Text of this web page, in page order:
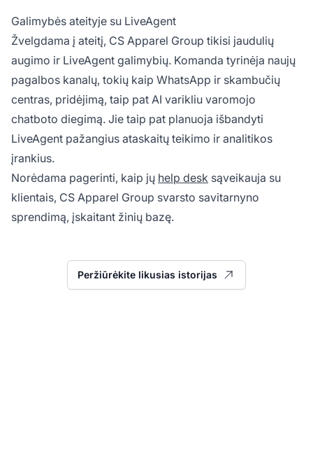
Galimybės ateityje su LiveAgent
Žvelgdama į ateitį, CS Apparel Group tikisi jaudulių
augimo ir LiveAgent galimybių. Komanda tyrinėja naujų
pagalbos kanalų, tokių kaip WhatsApp ir skambučių
centras, pridėjimą, taip pat AI varikliu varomojo
chatboto diegimą. Jie taip pat planuoja išbandyti
LiveAgent pažangius ataskaitų teikimo ir analitikos
įrankius.
Norėdama pagerinti, kaip jų help desk sąveikauja su
klientais, CS Apparel Group svarsto savitarnyno
sprendimą, įskaitant žinių bazę.
Peržiūrėkite likusias istorijas